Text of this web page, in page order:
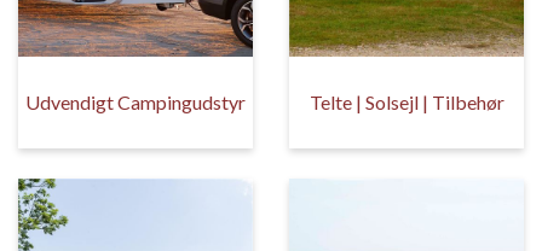
Udvendigt Campingudstyr Telte | Solsejl | Tilbehør